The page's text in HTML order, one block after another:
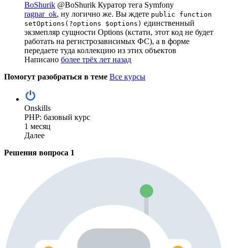
BoShurik @BoShurik Куратор тега Symfony
ragnar_ok, ну логично же. Вы ждете public function
setOptions(?options $options) единственный
экзмепляр сущности Options (кстати, этот код не будет
работать на регистрозависимых ФС), а в форме
передаете туда коллекцию из этих объектов
Написано более трёх лет назад
Помогут разобраться в теме Все курсы
Onskills
PHP: базовый курс
1 месяц
Далее
Решения вопроса 1